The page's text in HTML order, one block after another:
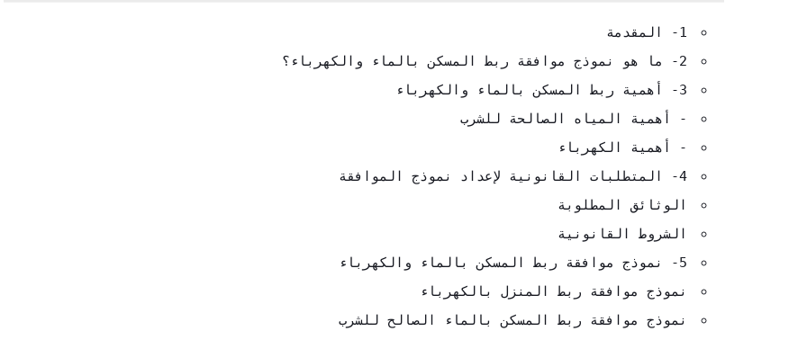
1- المقدمة
2- ما هو نموذج موافقة ربط المسكن بالماء والكهرباء؟
3- أهمية ربط المسكن بالماء والكهرباء
- أهمية المياه الصالحة للشرب
- أهمية الكهرباء
4- المتطلبات القانونية لإعداد نموذج الموافقة
الوثائق المطلوبة
الشروط القانونية
5- نموذج موافقة ربط المسكن بالماء والكهرباء
نموذج موافقة ربط المنزل بالكهرباء
نموذج موافقة ربط المسكن بالماء الصالح للشرب